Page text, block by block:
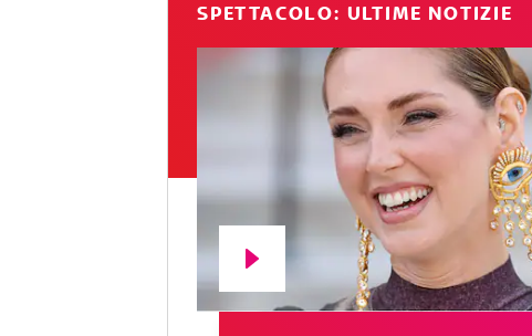
SPETTACOLO: ULTIME NOTIZIE